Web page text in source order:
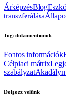
ÁrképzésBlog
transzferálása
Jogi dokumentumok
Fontos információk
Célpiaci mátrix
szabályzat
Dolgozz velünk